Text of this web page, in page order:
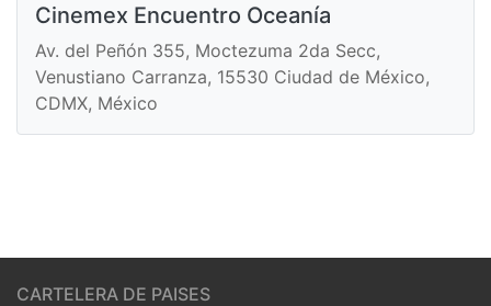
Cinemex Encuentro Oceanía
Av. del Peñón 355, Moctezuma 2da Secc,
Venustiano Carranza, 15530 Ciudad de México,
CDMX, México
CARTELERA DE PAISES